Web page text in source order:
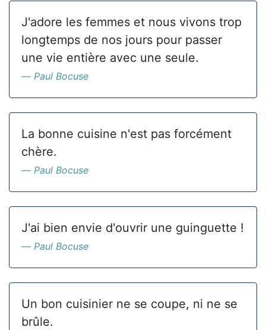
J'adore les femmes et nous vivons trop
longtemps de nos jours pour passer
une vie entière avec une seule.
Paul Bocuse
La bonne cuisine n'est pas forcément
chère.
Paul Bocuse
J'ai bien envie d'ouvrir une guinguette !
Paul Bocuse
Un bon cuisinier ne se coupe, ni ne se
brûle.